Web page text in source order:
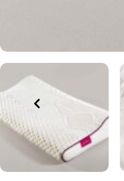
Previous